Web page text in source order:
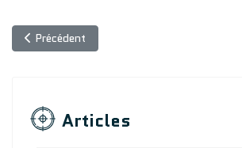
Article précédent : Armes et vente à distance
Précédent
Articles